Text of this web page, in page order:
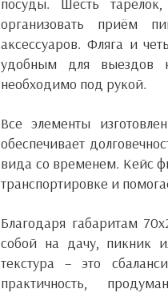
организовать приём
аксессуаров. Фляга и
удобным для выездов
необходимо под рукой.
Все элементы
обеспечивает
вида со временем. Кейс
транспортировке и
Благодаря габаритам
собой на дачу, пикник
текстура– ​​это
практичность,